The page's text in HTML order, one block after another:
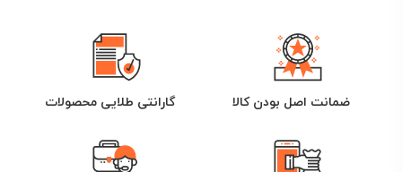
ضمانت اصل بودن کالا گارانتی طلایی محصولات